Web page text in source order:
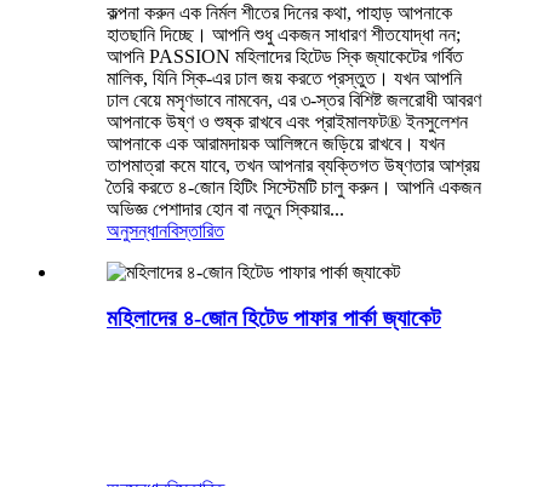
কল্পনা করুন এক নির্মল শীতের দিনের কথা, পাহাড় আপনাকে
হাতছানি দিচ্ছে। আপনি শুধু একজন সাধারণ শীতযোদ্ধা নন;
আপনি PASSION মহিলাদের হিটেড স্কি জ্যাকেটের গর্বিত
মালিক, যিনি স্কি-এর ঢাল জয় করতে প্রস্তুত। যখন আপনি
ঢাল বেয়ে মসৃণভাবে নামবেন, এর ৩-স্তর বিশিষ্ট জলরোধী আবরণ
আপনাকে উষ্ণ ও শুষ্ক রাখবে এবং প্রাইমালফট® ইনসুলেশন
আপনাকে এক আরামদায়ক আলিঙ্গনে জড়িয়ে রাখবে। যখন
তাপমাত্রা কমে যাবে, তখন আপনার ব্যক্তিগত উষ্ণতার আশ্রয়
তৈরি করতে ৪-জোন হিটিং সিস্টেমটি চালু করুন। আপনি একজন
অভিজ্ঞ পেশাদার হোন বা নতুন স্কিয়ার...
অনুসন্ধানবিস্তারিত
মহিলাদের ৪-জোন হিটেড পাফার পার্কা জ্যাকেট